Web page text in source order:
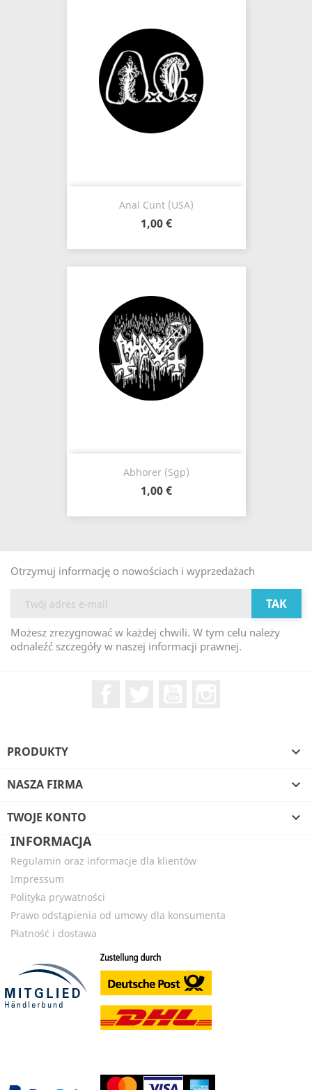
Anal Cunt (USA)
1,00 €
Abhorer (Sgp)
1,00 €
Otrzymuj informację o nowościach i wyprzedażach
Możesz zrezygnować w każdej chwili. W tym celu należy
odnaleźć szczegóły w naszej informacji prawnej.
PRODUKTY 
NASZA FIRMA 
TWOJE KONTO

INFORMACJA
Regulamin oraz informacje dla klientów
Impressum
Polityka prywatności
Prawo odstąpienia od umowy dla konsumenta
Płatność i dostawa